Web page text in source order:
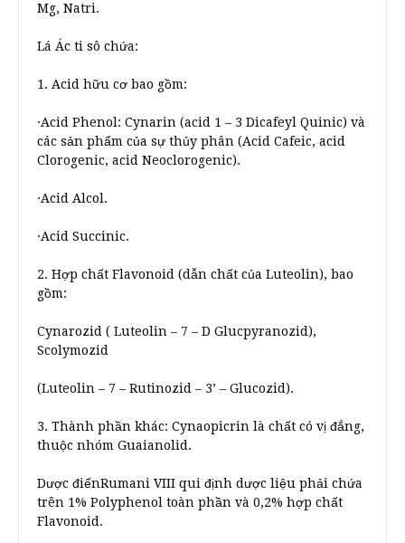
Mg, Natri.
Lá Ác ti sô chứa:
1. Acid hữu cơ bao gồm:
·Acid Phenol: Cynarin (acid 1 – 3 Dicafeyl Quinic) và
các sản phẩm của sự thủy phân (Acid Cafeic, acid
Clorogenic, acid Neoclorogenic).
·Acid Alcol.
·Acid Succinic.
2. Hợp chất Flavonoid (dẫn chất của Luteolin), bao
gồm:
Cynarozid ( Luteolin – 7 – D Glucpyranozid),
Scolymozid
(Luteolin – 7 – Rutinozid – 3’ – Glucozid).
3. Thành phần khác: Cynaopicrin là chất có vị đắng,
thuộc nhóm Guaianolid.
Dược điểnRumani VIII qui định dược liệu phải chứa
trên 1% Polyphenol toàn phần và 0,2% hợp chất
Flavonoid.